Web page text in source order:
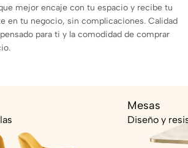
mejor encaje con tu espacio y recibe tu
en tu negocio, sin complicaciones. Calidad
para ti y la comodidad de comprar
Mesas
Diseño y